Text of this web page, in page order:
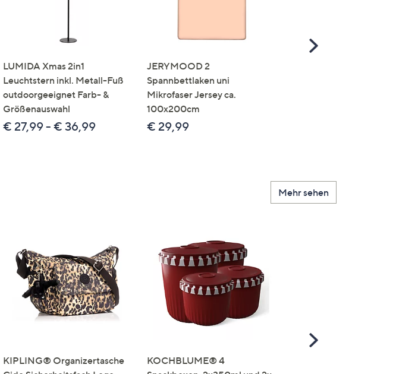
LUMIDA Xmas 2in1
Leuchtstern inkl. Metall-Fuß
outdoorgeeignet Farb- &
Größenauswahl
€ 27,99 - € 36,99
JERYMOOD 2
Spannbettlaken uni
Mikrofaser Jersey ca.
100x200cm
€ 29,99
Scroll
Mehr sehen
KIPLING® Organizertasche
KOCHBLUME® 4
Scroll